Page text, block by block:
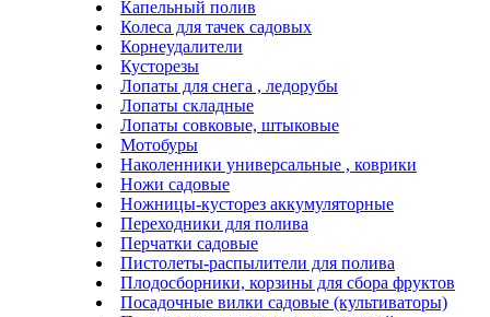
Капельный полив
Колеса для тачек садовых
Корнеудалители
Кусторезы
Лопаты для снега , ледорубы
Лопаты складные
Лопаты совковые, штыковые
Мотобуры
Наколенники универсальные , коврики
Ножи садовые
Ножницы-кусторез аккумуляторные
Переходники для полива
Перчатки садовые
Пистолеты-распылители для полива
Плодосборники, корзины для сбора фруктов
Посадочные вилки садовые (культиваторы)